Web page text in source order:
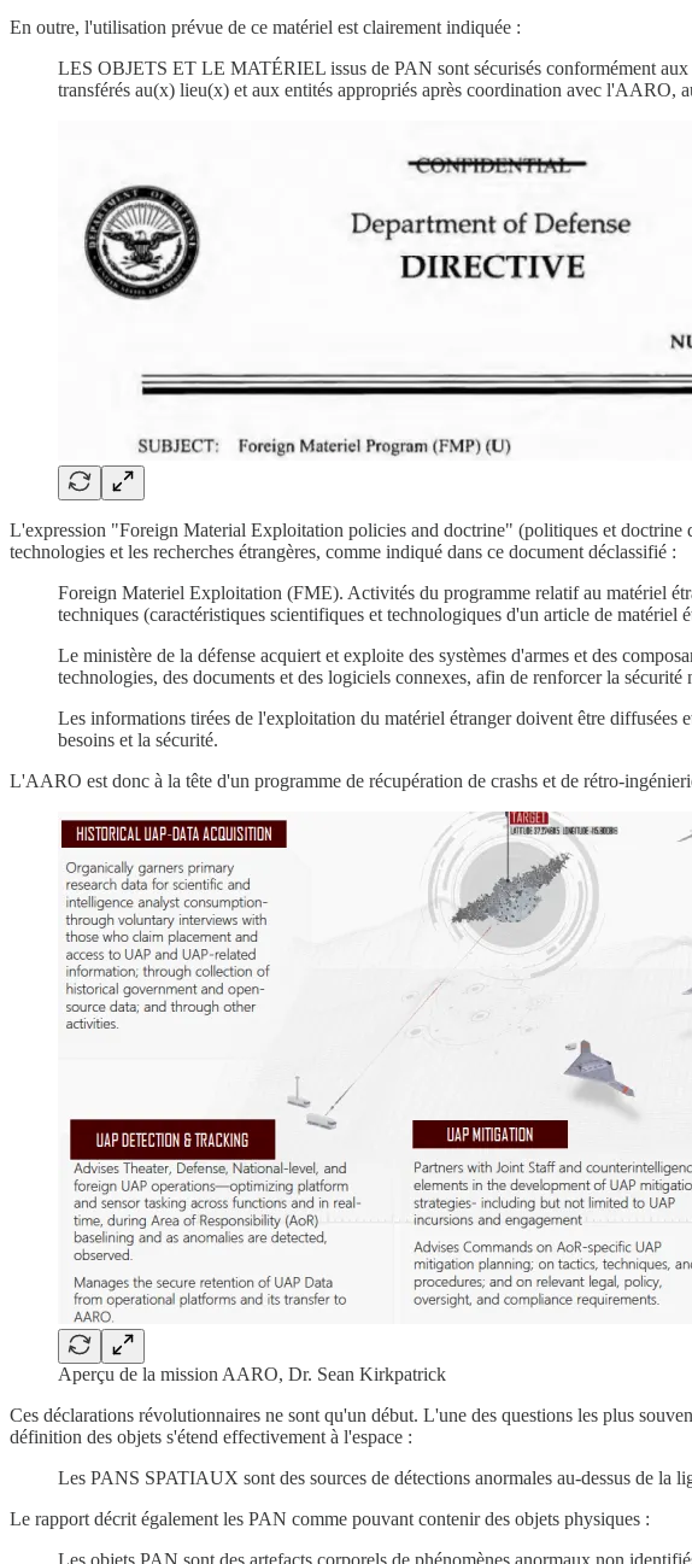
En outre, l'utilisation prévue de ce matériel est clairement indiquée :
LES OBJETS ET LE MATÉRIEL issus de PAN sont sécurisés conformément
transférés au(x) lieu(x) et aux entités appropriés après coordination avec l'AARO,
L'expression "Foreign Material Exploitation policies and doctrine" (politiques et
technologies et les recherches étrangères, comme indiqué dans ce document déclassifié :
Foreign Materiel Exploitation (FME). Activités du programme relatif au matériel
techniques (caractéristiques scientifiques et technologiques d'un article de matériel
Le ministère de la défense acquiert et exploite des systèmes d'armes et des
technologies, des documents et des logiciels connexes, afin de renforcer la sécurité
Les informations tirées de l'exploitation du matériel étranger doivent être diffusées
besoins et la sécurité.
L'AARO est donc à la tête d'un programme de récupération de crashs et de rétro-
Aperçu de la mission AARO, Dr. Sean Kirkpatrick
Ces déclarations révolutionnaires ne sont qu'un début. L'une des questions les plus
définition des objets s'étend effectivement à l'espace :
Les PANS SPATIAUX sont des sources de détections anormales au-dessus de la
Le rapport décrit également les PAN comme pouvant contenir des objets physiques :
Les objets PAN sont des artefacts corporels de phénomènes anormaux non